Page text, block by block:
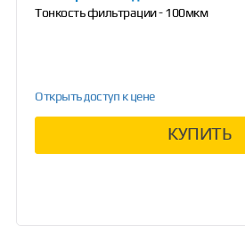
Тонкость фильтрации - 100мкм
Открыть доступ к цене
КУПИТЬ